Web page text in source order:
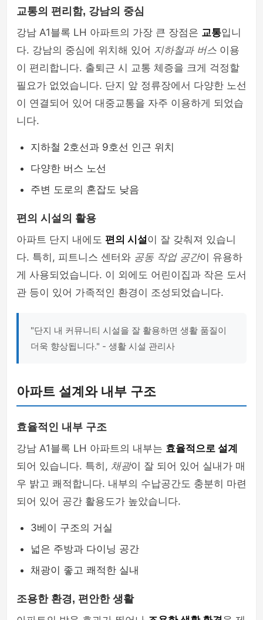
교통의 편리함, 강남의 중심
강남 A1블록 LH 아파트의 가장 큰 장점은 교통입니
다. 강남의 중심에 위치해 있어 지하철과 버스 이용
이 편리합니다. 출퇴근 시 교통 체증을 크게 걱정할
필요가 없었습니다. 단지 앞 정류장에서 다양한 노선
이 연결되어 있어 대중교통을 자주 이용하게 되었습
니다.
지하철 2호선과 9호선 인근 위치
다양한 버스 노선
주변 도로의 혼잡도 낮음
편의 시설의 활용
아파트 단지 내에도 편의 시설이 잘 갖춰져 있습니
다. 특히, 피트니스 센터와 공동 작업 공간이 유용하
게 사용되었습니다. 이 외에도 어린이집과 작은 도서
관 등이 있어 가족적인 환경이 조성되었습니다.
"단지 내 커뮤니티 시설을 잘 활용하면 생활 품질이
더욱 향상됩니다." - 생활 시설 관리사
아파트 설계와 내부 구조
효율적인 내부 구조
강남 A1블록 LH 아파트의 내부는 효율적으로 설계
되어 있습니다. 특히, 채광이 잘 되어 있어 실내가 매
우 밝고 쾌적합니다. 내부의 수납공간도 충분히 마련
되어 있어 공간 활용도가 높았습니다.
3베이 구조의 거실
넓은 주방과 다이닝 공간
채광이 좋고 쾌적한 실내
조용한 환경, 편안한 생활